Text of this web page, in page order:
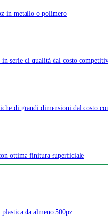
in metallo o polimero
serie di qualità dal costo
di grandi dimensioni dal costo
ottima finitura superficiale
da almeno 500pz